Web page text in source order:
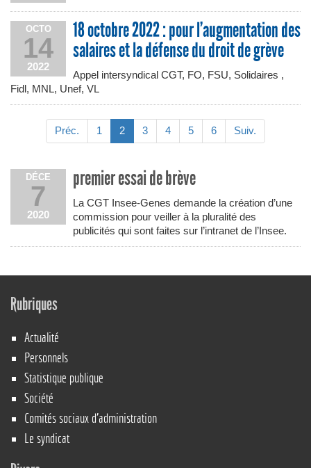
OCTO
14
2022
18 octobre 2022 : pour l’augmentation des
salaires et la défense du droit de grève
Appel intersyndical CGT, FO, FSU, Solidaires ,
Fidl, MNL, Unef, VL
Préc. 1 2 3 4 5 6 Suiv.
DÉCE
7
2020
premier essai de brève
La CGT Insee-Genes demande la création d’une
commission pour veiller à la pluralité des
publicités qui sont faites sur l’intranet de l’Insee.
Rubriques
Actualité
Personnels
Statistique publique
Société
Comités sociaux d’administration
Le syndicat